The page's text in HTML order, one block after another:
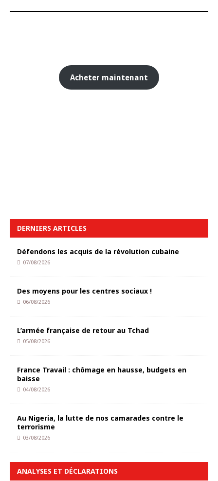
Acheter maintenant
DERNIERS ARTICLES
Défendons les acquis de la révolution cubaine
07/08/2026
Des moyens pour les centres sociaux !
06/08/2026
L’armée française de retour au Tchad
05/08/2026
France Travail : chômage en hausse, budgets en
baisse
04/08/2026
Au Nigeria, la lutte de nos camarades contre le
terrorisme
03/08/2026
ANALYSES ET DÉCLARATIONS